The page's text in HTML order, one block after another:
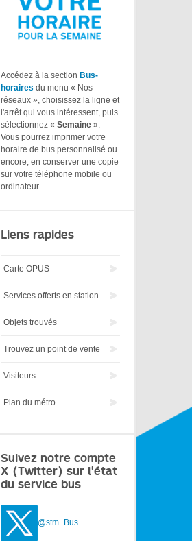
Accédez à la section Bus-
horaires du menu « Nos
réseaux », choisissez la ligne et
l'arrêt qui vous intéressent, puis
sélectionnez « Semaine ».
Vous pourrez imprimer votre
horaire de bus personnalisé ou
encore, en conserver une copie
sur votre téléphone mobile ou
ordinateur.
Liens rapides
Carte OPUS
Services offerts en station
Objets trouvés
Trouvez un point de vente
Visiteurs
Plan du métro
Suivez notre compte
X (Twitter) sur l'état
du service bus
@stm_Bus